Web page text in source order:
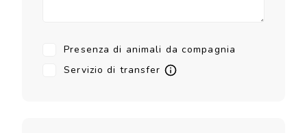
Presenza di animali da compagnia
Servizio di transfer